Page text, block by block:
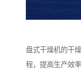
盘式干燥机的干
程，提高生产效率